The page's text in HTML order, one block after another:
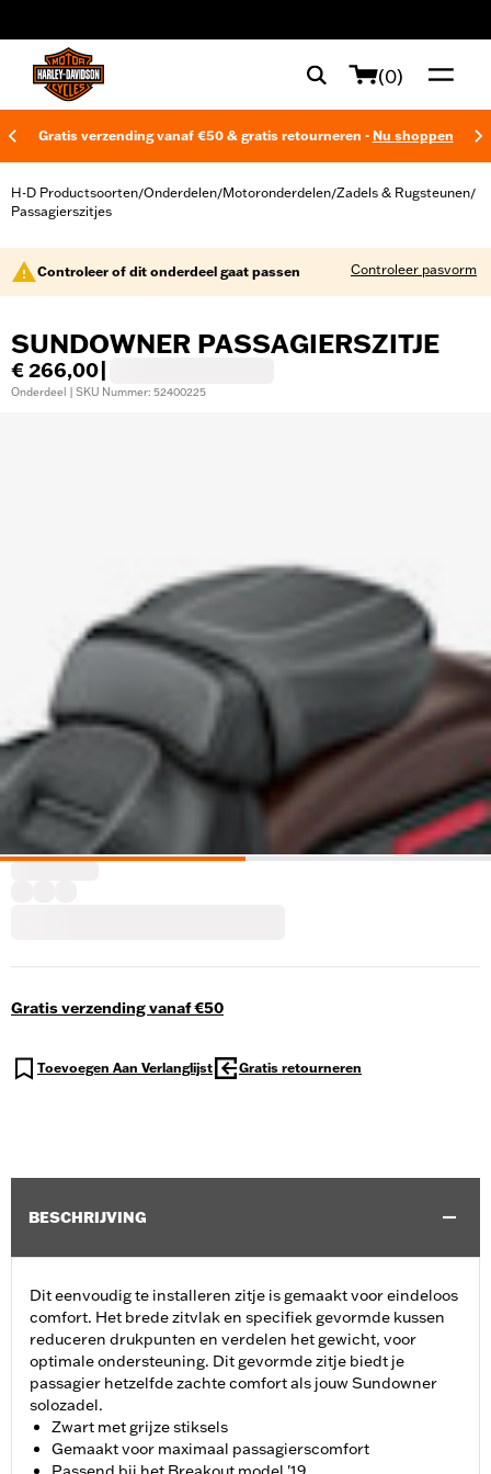
(0)
Gratis verzending vanaf €50 & gratis retourneren - Nu shoppen
H-D Productsoorten/Onderdelen/Motoronderdelen/Zadels & Rugsteunen/
Passagierszitjes
Controleer of dit onderdeel gaat passen Controleer pasvorm
SUNDOWNER PASSAGIERSZITJE
€ 266,00
Onderdeel | SKU Nummer: 52400225
Gratis verzending vanaf €50
Toevoegen Aan Verlanglijst Gratis retourneren
BESCHRIJVING
Dit eenvoudig te installeren zitje is gemaakt voor eindeloos
comfort. Het brede zitvlak en specifiek gevormde kussen
reduceren drukpunten en verdelen het gewicht, voor
optimale ondersteuning. Dit gevormde zitje biedt je
passagier hetzelfde zachte comfort als jouw Sundowner
solozadel.
Zwart met grijze stiksels
Gemaakt voor maximaal passagierscomfort